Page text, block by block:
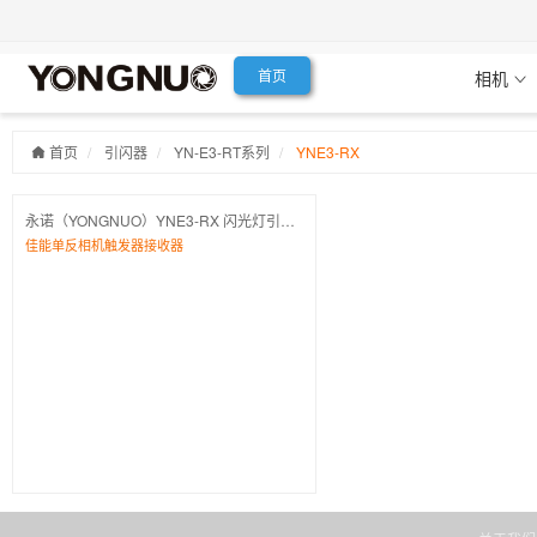
首页 相机
首页 引闪器 YN-E3-RT系列 YNE3-RX
佳能单反相机触发器接收器